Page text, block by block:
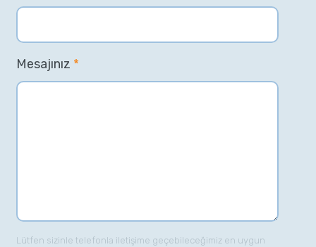
Mesajınız *
Lütfen sizinle telefonla iletişime geçebileceğimiz en uygun